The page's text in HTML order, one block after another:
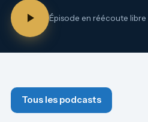
Épisode en réécoute libre
Tous les podcasts